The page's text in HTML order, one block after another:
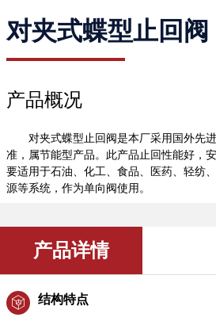
对夹式蝶型止回阀
产品概况
对夹式蝶型止回阀是本厂采用国外先
准，属节能型产品。此产品止回性能好，
要适用于石油、化工、食品、医药、轻纺
源等系统，作为单向阀使用。
产品详情
结构特点